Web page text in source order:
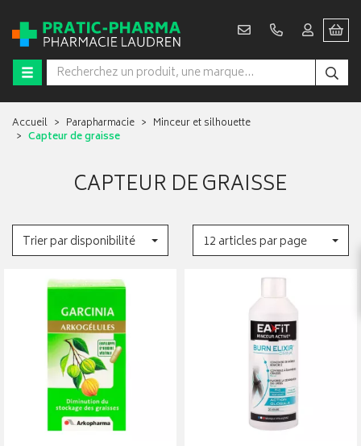
Accueil Parapharmacie
Minceur et silhouette
Capteur de graisse
CAPTEUR DE GRAISSE
Trier par disponibilité 12 articles par page